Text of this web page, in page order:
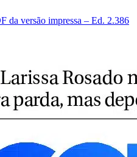
da versão impressa – Ed. 2.386